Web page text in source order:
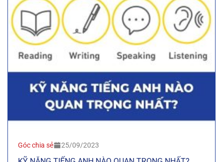
Góc chia sẻ 25/09/2023